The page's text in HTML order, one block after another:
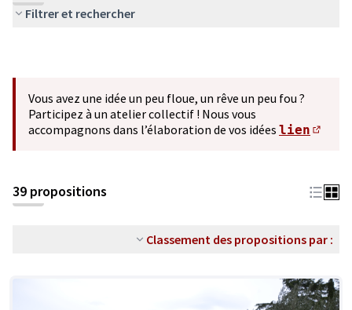
Filtrer et rechercher
Vous avez une idée un peu floue, un rêve un peu fou ?
Participez à un atelier collectif ! Nous vous
accompagnons dans l’élaboration de vos idées lien
39 propositions
Classement des propositions par :